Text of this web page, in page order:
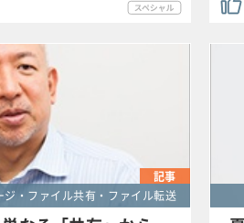
記事
ジ・ファイル共有・ファイル転送